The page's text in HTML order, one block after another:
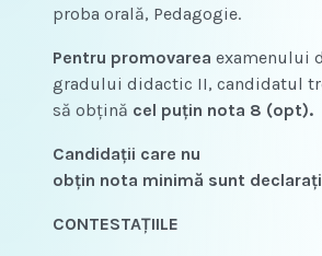
proba orală, Pedagogie.
Pentru promovarea examenului
gradului didactic II, candidatul
să obţină cel puţin nota 8 (opt).
Candidaţii care nu
obţin nota minimă sunt
CONTESTAŢIILE